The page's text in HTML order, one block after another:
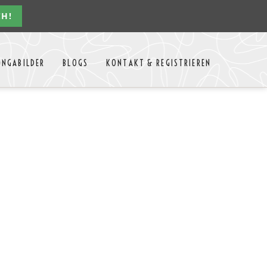
Jahres
BLOGS KONTAKT & REGISTRIEREN
Kontakt